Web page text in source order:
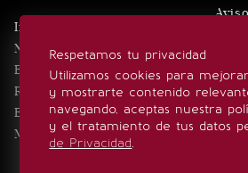
Respetamos tu privacidad
Utilizamos cookies para
y mostrarte contenido
navegando, aceptas nuestra
y el tratamiento de tus datos
de Privacidad.
Inicio
Noticias
Eventos
Realeza
Estilo de vida
Minuto x Minuto